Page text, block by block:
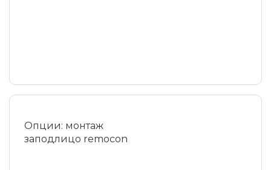
Опции: монтаж
заподлицо remocon